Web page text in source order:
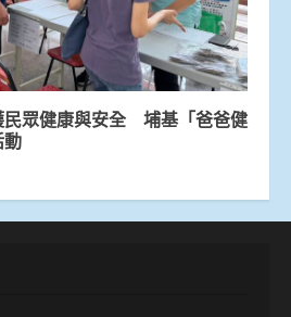
民眾健康與安全 埔基「爸爸健
動